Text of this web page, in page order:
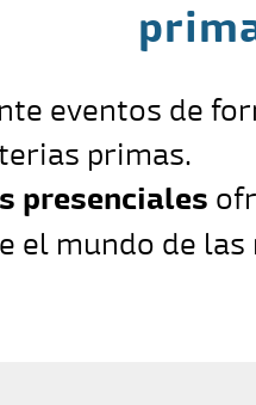
eventos de
primas.
presenciales
el mundo de